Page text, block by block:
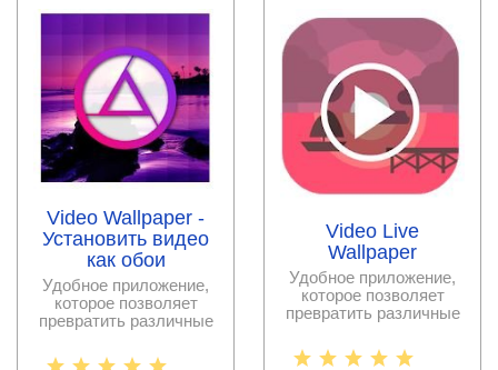
Video Wallpaper -
Установить видео
как обои
Удобное приложение,
которое позволяет
превратить различные
обои
Video Live
Wallpaper
Удобное приложение,
которое позволяет
превратить различные
обои